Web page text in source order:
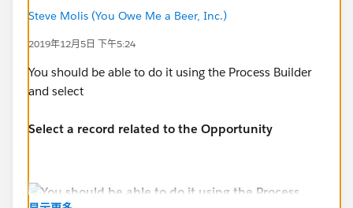
Steve Molis (You Owe Me a Beer, Inc.)
2019年12月5日 下午5:24
You should be able to do it using the Process Builder
and select
Select a record related to the Opportunity